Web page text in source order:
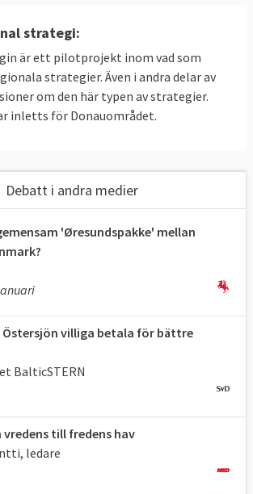
tas upp i strategin är att
ska ses över,
minskas och samordning
förbättras.
Strategin är på det här
att förenkla för små och
offentliga upphandlingar
energi- och ökad
handlar det bland om att
energinätet. I dag märks det
tydligt var järnridån gick både i
och inom transport. Långa
till Polen med tåg därför
genom Ryssland, något som
på.
strategi:
är ett pilotprojekt inom vad som
strategier. Även i andra delar av
om den här typen av strategier.
inletts för Donauområdet.
Debatt i andra medier
'Øresundspakke' mellan
villiga betala för bättre
BalticSTERN
vredens till fredens hav
ledare